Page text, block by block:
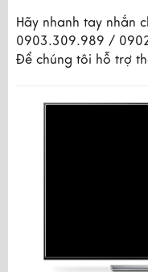
Hãy nhanh tay nhắn
0903.309.989 /
Để chúng tôi hỗ trợ